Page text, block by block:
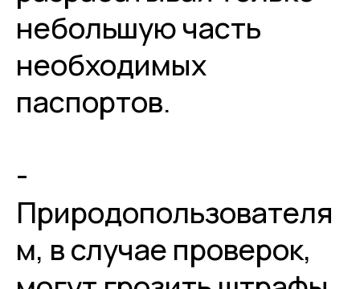
небольшую часть
необходимых
паспортов.
-
Природопользователя
м, в случае проверок,
Разработка сайта - UNIPROMO